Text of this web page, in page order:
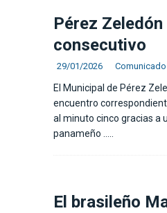
Pérez
consecutivo
29/01/2026
El Municipal de Pérez
encuentro
al minuto cinco gracias a
panameño
El brasileño